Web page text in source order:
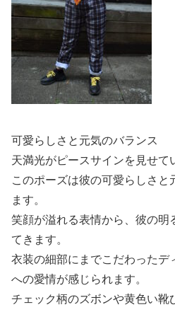
可愛らしさと元気のバランス
天満光がピースサインを見せて
このポーズは彼の可愛らしさと
ます。
笑顔が溢れる表情から、彼の明
てきます。
衣装の細部にまでこだわったデ
への愛情が感じられます。
チェック柄のズボンや黄色い靴